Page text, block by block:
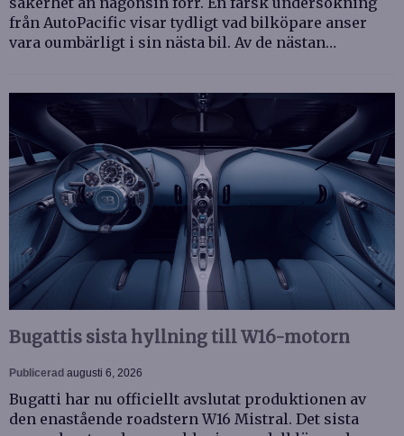
från AutoPacific visar tydligt vad bilköpare anser
vara oumbärligt i sin nästa bil. Av de nästan…
Bugattis sista hyllning till W16-motorn
Publicerad augusti 6, 2026
Bugatti har nu officiellt avslutat produktionen av
den enastående roadstern W16 Mistral. Det sista